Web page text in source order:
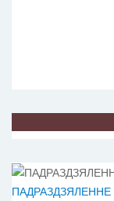
ПАДРАЗДЗЯЛЕННЕ